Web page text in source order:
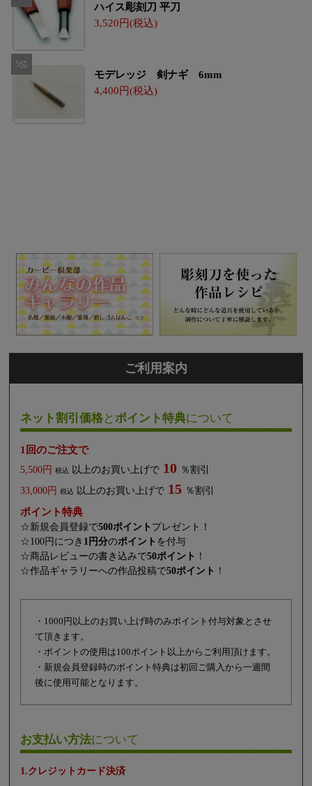
ハイス彫刻刀 平刀
3,520
モデレッジ 剣ナギ 6mm
4,400
ご利用案内
ネット割引価格とポイント特典について
1回のご注文で
5,500円 税込 以上のお買い上げで 10 ％割引
33,000円
税込 以上のお買い上げで 15 ％割引
ポイント特典
☆新規会員登録で500ポイント プレゼント！
☆100円につき 1円分のポイント を付与
☆商品レビューの書き込みで50ポイント ！
☆作品ギャラリーへの作品投稿で50ポイント ！
・1000円以上のお買い上げ時のみポイント付与対象とさせ
て頂きます。
・ポイントの使用は100ポイント以上からご利用頂けます。
・新規会員登録時のポイント特典は初回ご購入から一週間
後に使用可能となります。
お支払い方法について
1.クレジットカード決済